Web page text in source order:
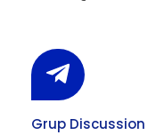
Grup Discussion